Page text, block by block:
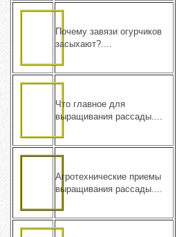
Почему завязи огурчиков
засыхают?....
Что главное для
выращивания рассады....
Агротехнические приемы
выращивания рассады....